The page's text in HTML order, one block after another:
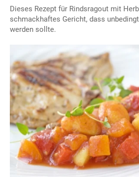
Dieses Rezept für Rindsragout mit
schmackhaftes Gericht, dass
werden sollte.